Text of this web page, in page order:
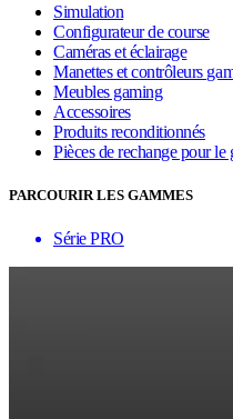
Simulation
Configurateur de course
Caméras et éclairage
Manettes et contrôleurs
Meubles gaming
Accessoires
Produits reconditionnés
Pièces de rechange pour le
PARCOURIR LES GAMMES
Série PRO